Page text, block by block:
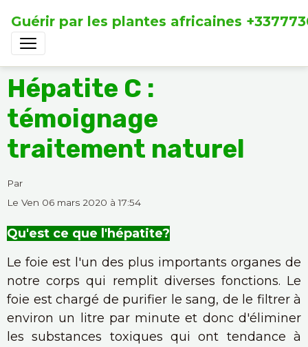
Guérir par les plantes africaines
Hépatite C :
témoignage
traitement naturel
Par
Le Ven 06 mars 2020 à 17:54
Qu'est ce que l'hépatite?
Le foie est l'un des plus importants organes de
notre corps qui remplit diverses fonctions. Le
foie est chargé de purifier le sang, de le filtrer à
environ un litre par minute et donc d'éliminer
les substances toxiques qui ont tendance à